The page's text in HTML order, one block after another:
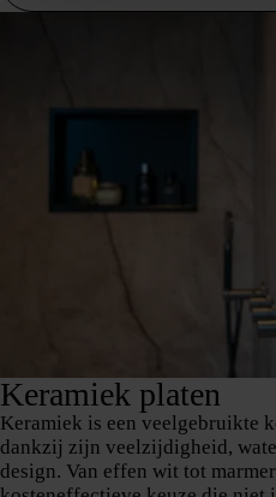
Keramiek platen
Keramiek is een veelgebruikte
dankzij zijn veelzijdigheid,
design. Van effen wit tot